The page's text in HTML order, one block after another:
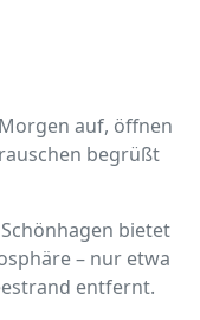
auf, öffnen
begrüßt
bietet
– nur etwa
entfernt.